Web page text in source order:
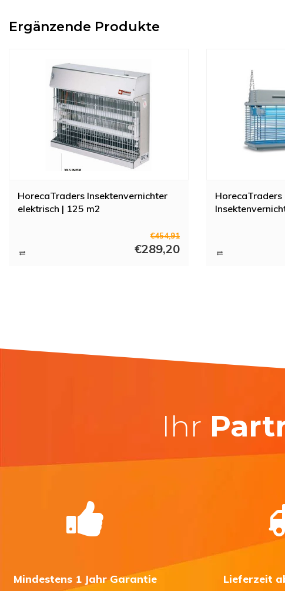
Ergänzende Produkte
HorecaTraders Insektenvernichter
elektrisch | 125 m2
€454,91
€289,20
HorecaTraders
Ihr
Mindestens 1 Jahr Garantie
Lieferzeit